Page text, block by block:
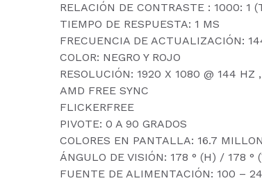
RELACIÓN DE CONTRASTE : 1000: 1
TIEMPO DE RESPUESTA: 1 MS
FRECUENCIA DE ACTUALIZACIÓN:
COLOR: NEGRO Y ROJO
RESOLUCIÓN: 1920 X 1080 @ 144 HZ
AMD FREE SYNC
FLICKERFREE
PIVOTE: 0 A 90 GRADOS
COLORES EN PANTALLA: 16.7
ÁNGULO DE VISIÓN: 178 ° (H) / 178 °
FUENTE DE ALIMENTACIÓN: 100 –